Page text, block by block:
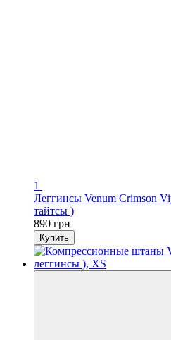
1
Леггинсы Venum Crimson
тайтсы )
890 грн
Купить